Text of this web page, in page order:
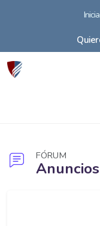
FÓRUM